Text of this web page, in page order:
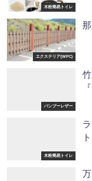
木粉簡易トイレ
エクステリア(WPC)
バンブーレザー
木粉簡易トイレ